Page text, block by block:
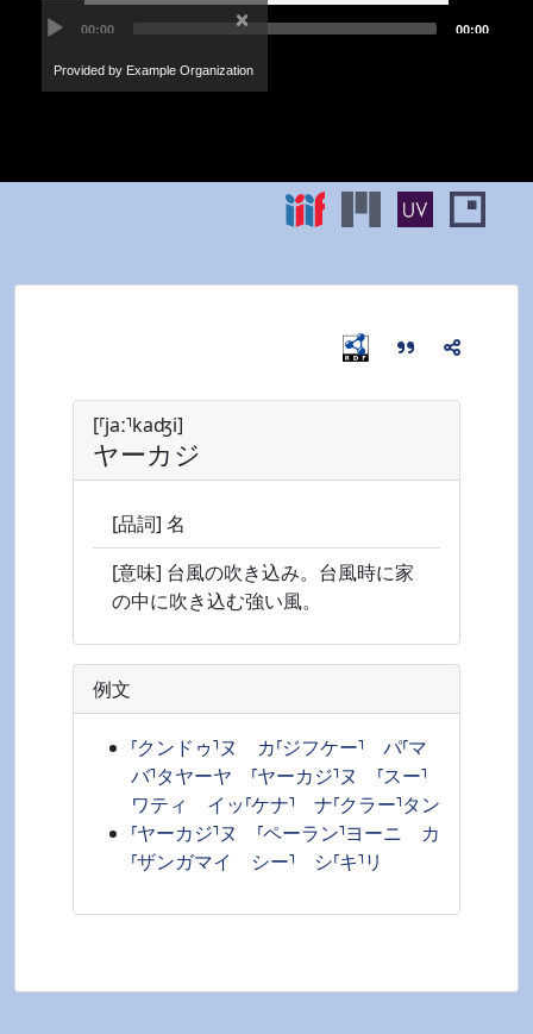
[⸢jaː⸣kaʤi]
ヤーカジ
[品詞] 名
[意味] 台風の吹き込み。台風時に家
の中に吹き込む強い風。
例文
⸢クンドゥ⸣ヌ カ⸢ジフケー⸣ パ⸢マ
バ⸣タヤーヤ ⸢ヤーカジ⸣ヌ ⸢スー⸣
ワティ イッ⸢ケナ⸣ ナ⸢クラー⸣タン
⸢ヤーカジ⸣ヌ ⸢ペーラン⸣ヨーニ カ
⸢ザンガマイ シー⸣ シ⸢キ⸣リ